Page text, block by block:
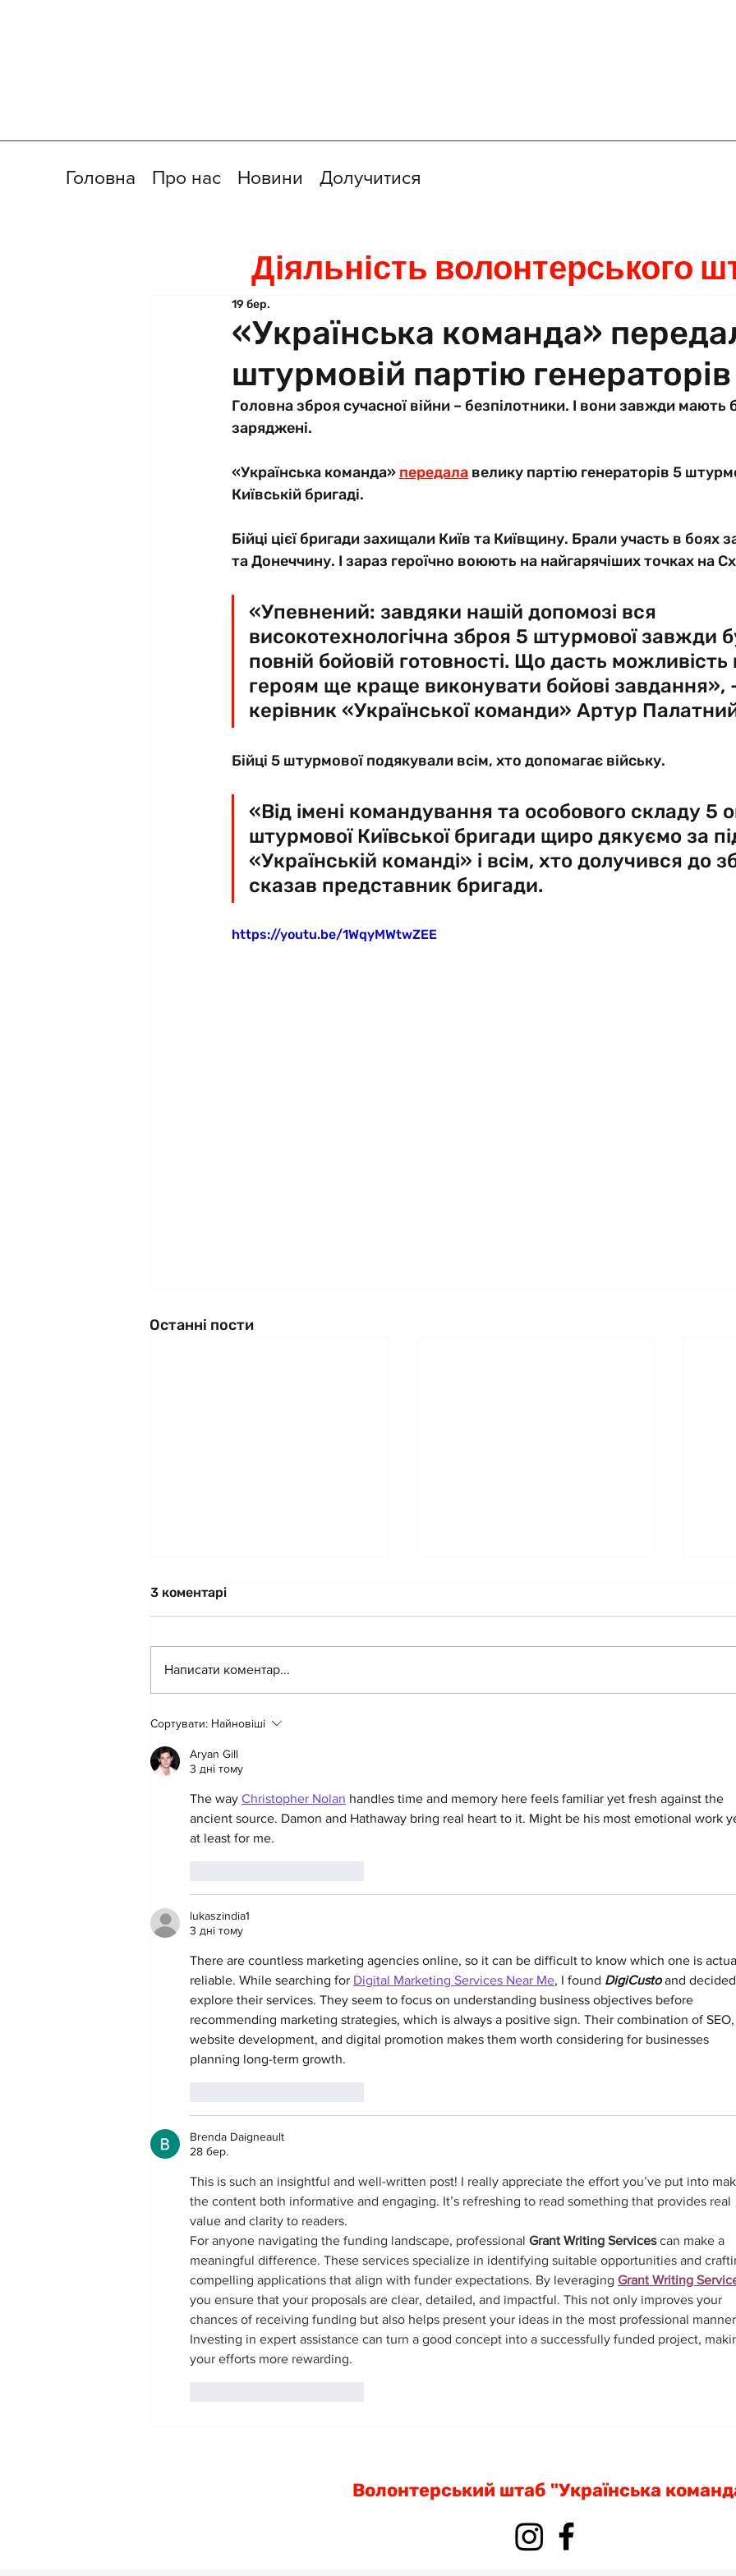
Головна Про нас Новини Долучитися
«Українська команда»
штурмовій партію генераторів
19 бер.
Головна зброя сучасної війни – безпілотники. І вони завжди мають
заряджені.
«Українська команда» передала велику партію генераторів 5
Київській бригаді.
Бійці цієї бригади захищали Київ та Київщину. Брали участь в боях
та Донеччину. І зараз героїчно воюють на найгарячіших точках на
«Упевнений: завдяки нашій допомозі вся
високотехнологічна зброя 5 штурмової завжди
повній бойовій готовності. Що дасть
героям ще краще виконувати бойові завдання»,
керівник «Української команди» Артур
Бійці 5 штурмової подякували всім, хто допомагає війську.
«Від імені командування та особового складу 5
штурмової Київської бригади щиро дякуємо за
«Українській команді» і всім, хто долучився до
сказав представник бригади.
https://youtu.be/1WqyMWtwZEE
Останні пости
Сіткомети для захисників
"Української команди" у
Бердичеві
на
3 коментарі
Написати коментар...
Сортувати: Найновіші
Aryan Gill
3 дні тому
The way Christopher Nolan handles time and memory here feels familiar yet fresh against the
ancient source. Damon and Hathaway bring real heart to it. Might be his most emotional work
at least for me.
lukaszindia1
3 дні тому
There are countless marketing agencies online, so it can be difficult to know which one is
reliable. While searching for Digital Marketing Services Near Me, I found DigiCusto and
explore their services. They seem to focus on understanding business objectives before
recommending marketing strategies, which is always a positive sign. Their combination of SEO,
website development, and digital promotion makes them worth considering for businesses
planning long-term growth.
Brenda Daigneault
28 бер.
This is such an insightful and well-written post! I really appreciate the effort you’ve put into
the content both informative and engaging. It’s refreshing to read something that provides real
value and clarity to readers.
For anyone navigating the funding landscape, professional Grant Writing Services can make a
meaningful difference. These services specialize in identifying suitable opportunities and
compelling applications that align with funder expectations. By leveraging Grant Writing
you ensure that your proposals are clear, detailed, and impactful. This not only improves your
chances of receiving funding but also helps present your ideas in the most professional
Investing in expert assistance can turn a good concept into a successfully funded project,
your efforts more rewarding.
Діяльність волонтерського
Волонтерський штаб "Українська